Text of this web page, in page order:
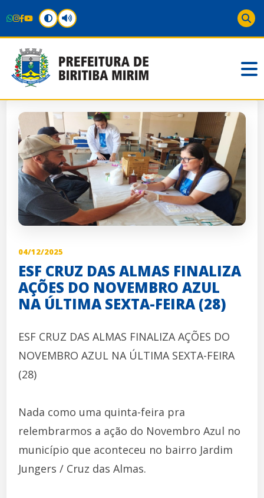
04/12/2025
ESF CRUZ DAS ALMAS FINALIZA
AÇÕES DO NOVEMBRO AZUL
NA ÚLTIMA SEXTA-FEIRA (28)
ESF CRUZ DAS ALMAS FINALIZA AÇÕES DO
NOVEMBRO AZUL NA ÚLTIMA SEXTA-FEIRA
(28)
Nada como uma quinta-feira pra
relembrarmos a ação do Novembro Azul no
município que aconteceu no bairro Jardim
Jungers / Cruz das Almas.